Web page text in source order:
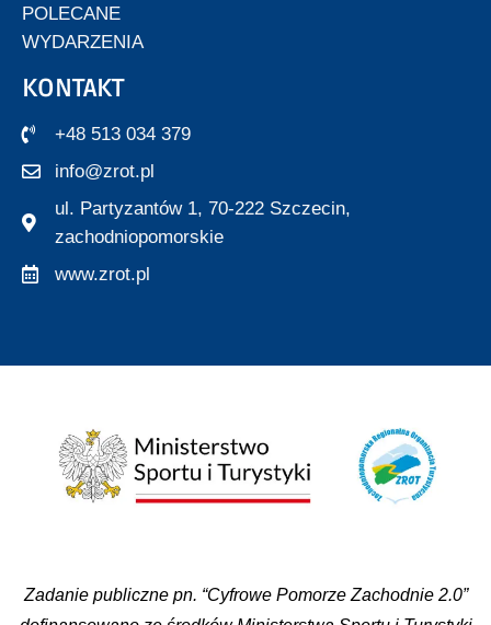
POLECANE
WYDARZENIA
KONTAKT
+48 513 034 379
info@zrot.pl
ul. Partyzantów 1, 70-222 Szczecin,
zachodniopomorskie
www.zrot.pl
Zadanie publiczne pn. “Cyfrowe Pomorze Zachodnie 2.0”